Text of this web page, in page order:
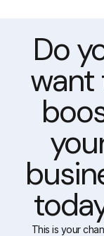
Do
want
This is your